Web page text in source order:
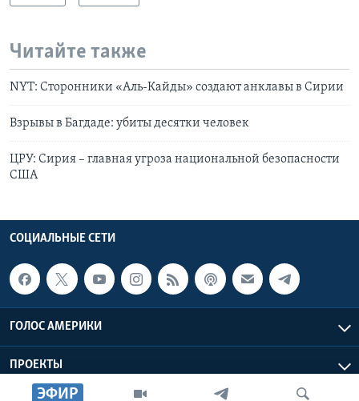
ЭФИР
Читайте также
NYT: Сторонники «Аль-Кайды» создают анклавы в Сирии
Взрывы в Багдаде: убиты десятки человек
ЦРУ: Сирия – главная угроза национальной безопасности
США
СОЦИАЛЬНЫЕ СЕТИ
ГОЛОС АМЕРИКИ
ПРОЕКТЫ